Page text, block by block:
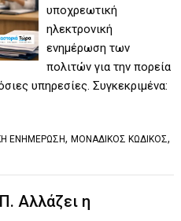
υποχρεωτική
ηλεκτρονική
ενημέρωση των
πολιτών για την πορεία
υπηρεσίες. Συγκεκριμένα:
ΕΝΗΜΕΡΩΣΗ,ΜΟΝΑΔΙΚΟΣ ΚΩΔΙΚΟΣ,
Αλλάζει η